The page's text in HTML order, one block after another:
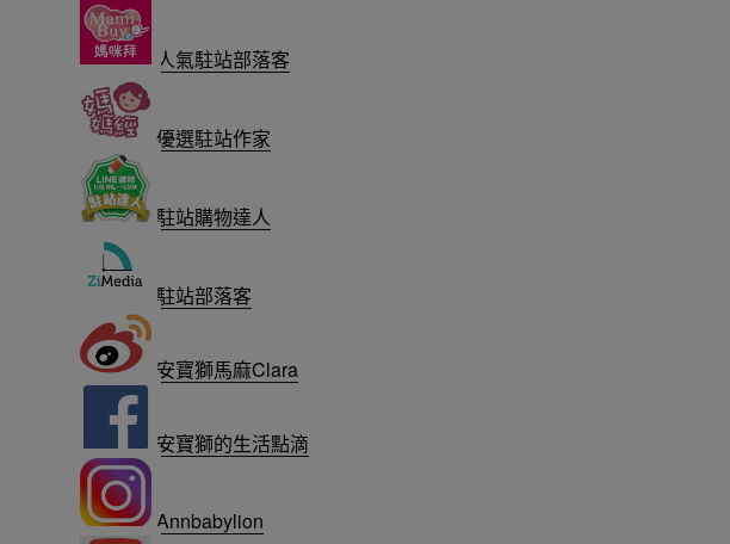
人氣駐站部落客
優選駐站作家
駐站購物達人
駐站部落客
安寶獅馬麻Clara
安寶獅的生活點滴
Annbabylion